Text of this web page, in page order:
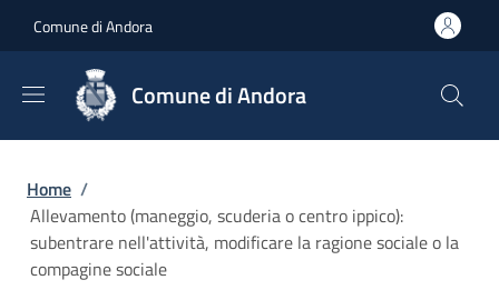
Comune di Andora
Comune di Andora
Briciole di pane
Home /
Allevamento (maneggio, scuderia o centro ippico):
subentrare nell'attività, modificare la ragione sociale o la
compagine sociale